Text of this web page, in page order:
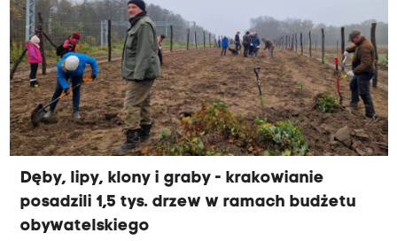
Dęby, lipy, klony i graby - krakowianie
posadzili 1,5 tys. drzew w ramach budżetu
obywatelskiego